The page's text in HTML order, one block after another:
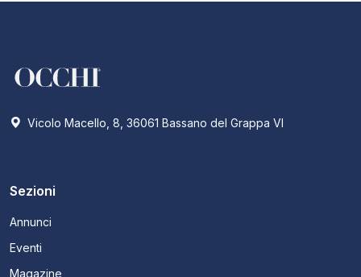
Vicolo Macello, 8, 36061 Bassano del Grappa VI
Sezioni
Annunci
Eventi
Magazine